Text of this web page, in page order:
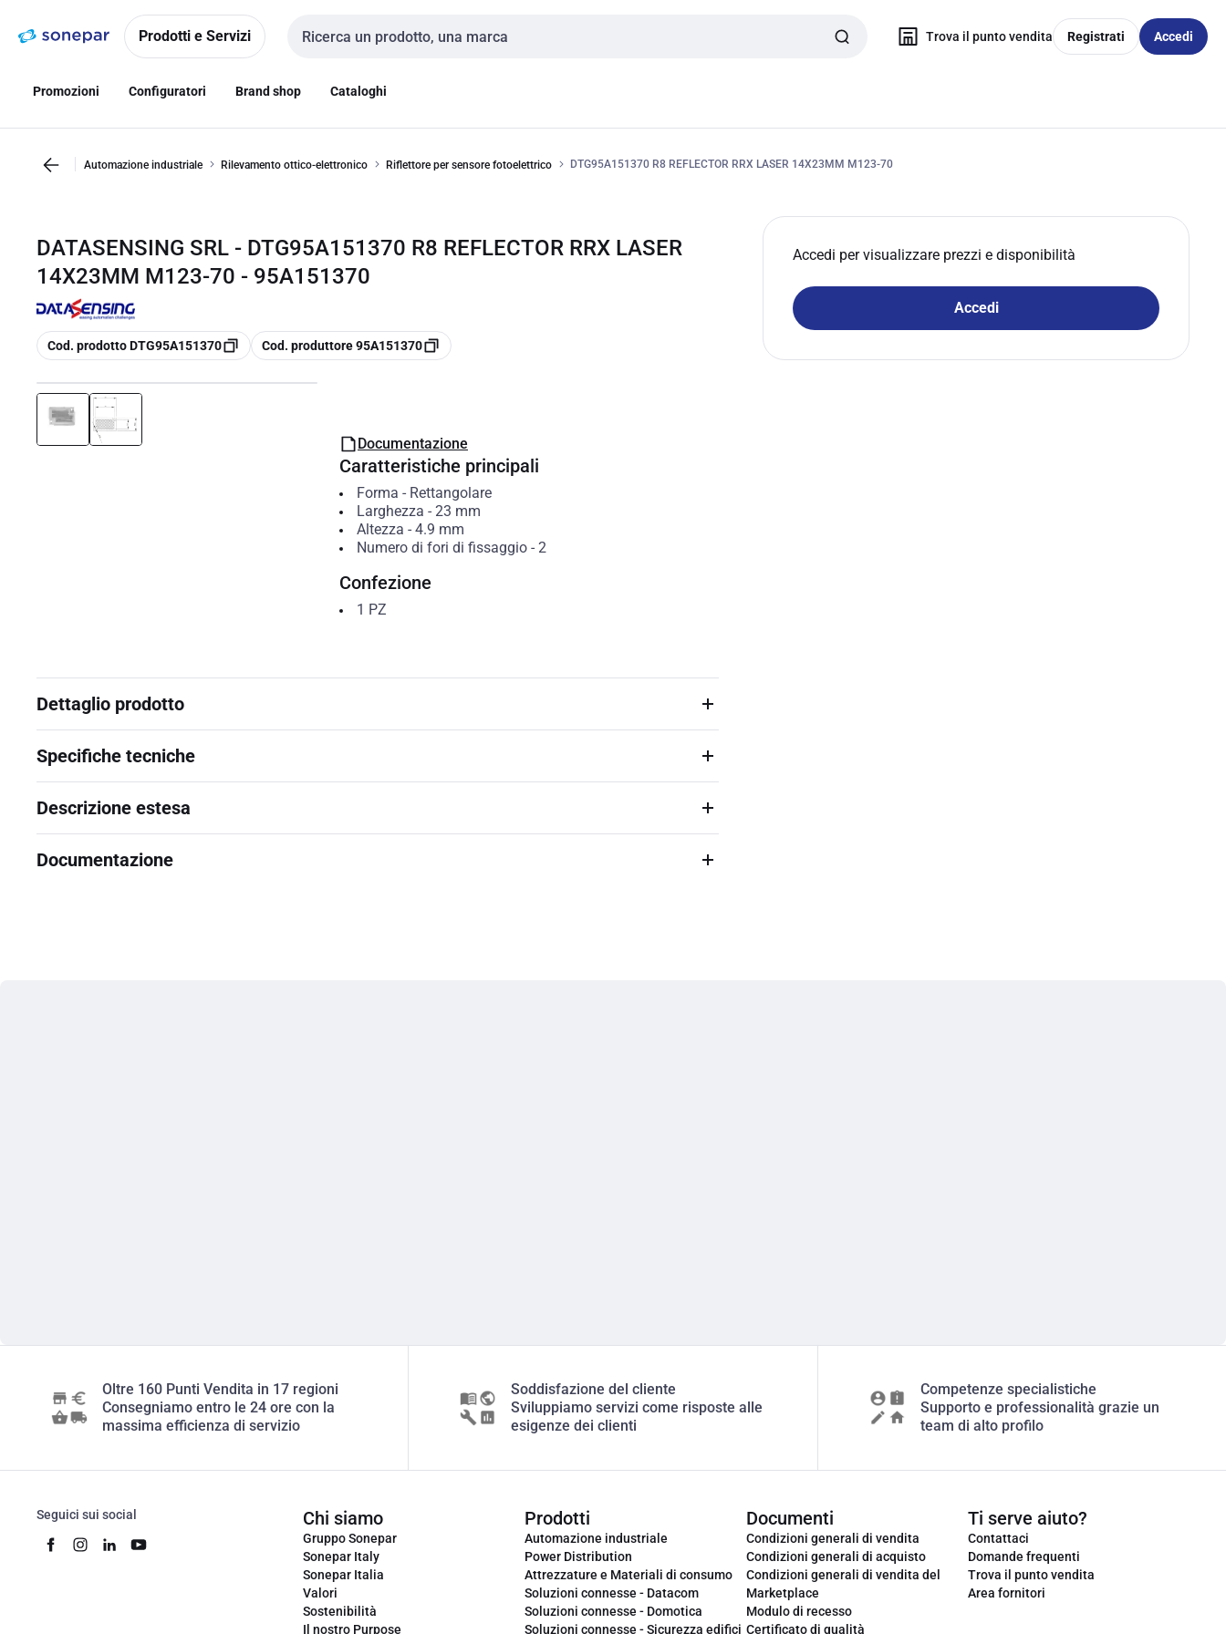
navigazionealla
Prodotti e Servizi
Cerca input
Trova il punto vendita Registrati Accedi
Promozioni Configuratori Brand shop Cataloghi
Automazione industriale Rilevamento ottico-elettronico Riflettore per sensore fotoelettrico DTG95A151370 R8 REFLECTOR RRX LASER 14X23MM M123-70
DATASENSING SRL - DTG95A151370 R8 REFLECTOR RRX LASER
14X23MM M123-70 - 95A151370
copia
Cod. prodotto DTG95A151370 copia
Cod. produttore 95A151370
Accedi per visualizzare prezzi e disponibilità
Accedi
Documentazione
Caratteristiche principali
Forma - Rettangolare
Larghezza - 23 mm
Altezza - 4.9 mm
Numero di fori di fissaggio- 2
Confezione
1 PZ
Dettaglio prodotto
Specifiche tecniche
Descrizione estesa
Documentazione
Oltre 160 Punti Vendita in 17 regioni
Consegniamo entro le 24 ore con la
massima efficienza di servizio
Soddisfazione del cliente
Sviluppiamo servizi come risposte alle
esigenze dei clienti
Competenze specialistiche
Supporto e professionalità grazie un
team di alto profilo
Seguici sui social Chi siamo
Gruppo Sonepar
Sonepar Italy
Sonepar Italia
Valori
Sostenibilità
Il nostro Purpose
Prodotti
Automazione industriale
Power Distribution
Attrezzature e Materiali di consumo
Soluzioni connesse - Datacom
Soluzioni connesse - Domotica
Soluzioni connesse - Sicurezza edifici
Documenti
Condizioni generali di vendita
Condizioni generali di acquisto
Condizioni generali di vendita del
Marketplace
Modulo di recesso
Certificato di qualità
Ti serve aiuto?
Contattaci
Domande frequenti
Trova il punto vendita
Area fornitori